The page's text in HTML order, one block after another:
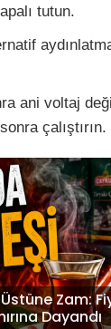
tutun.
ani voltaj
çalıştırın.
Zam:
Dayandı